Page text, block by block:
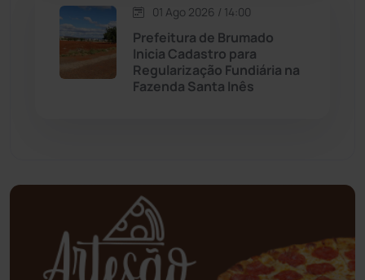
Palmas de Monte Alto
(342)
Poções (182)
01 Ago 2026 / 14:00
Prefeitura de Brumado
Inicia Cadastro para
Regularização Fundiária na
Fazenda Santa Inês